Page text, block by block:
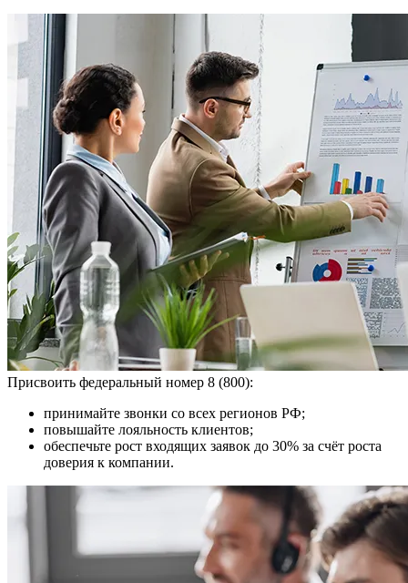
Присвоить федеральный номер 8 (800):
принимайте звонки со всех регионов РФ;
повышайте лояльность клиентов;
обеспечьте рост входящих заявок до 30% за счёт роста
доверия к компании.